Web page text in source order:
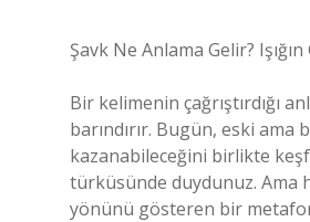
Şavk Ne Anlama Gelir?
Bir kelimenin çağrıştırdığı
barındırır. Bugün, eski
kazanabileceğini birlikte
türküsünde duydunuz. Ama
yönünü gösteren bir